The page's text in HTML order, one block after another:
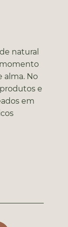
natural
alma. No
e
em